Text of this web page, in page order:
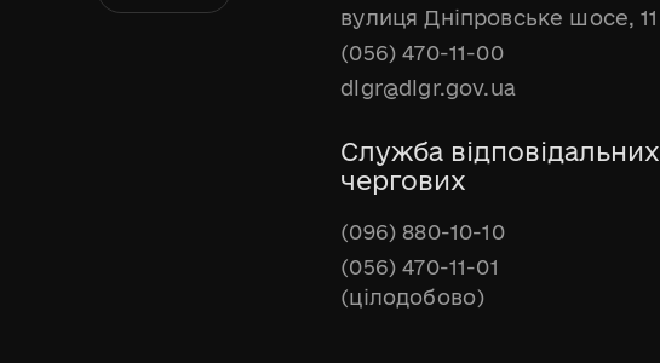
вулиця Дніпровське шосе, 11
(056) 470-11-00
dlgr@dlgr.gov.ua
Служба відповідальних
чергових
(096) 880-10-10
(056) 470-11-01
(цілодобово)